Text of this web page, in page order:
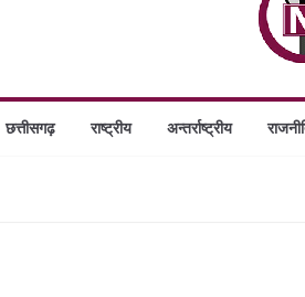
छत्तीसगढ़ राष्ट्रीय अन्तर्राष्ट्रीय